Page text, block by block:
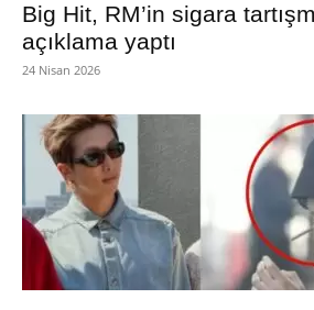
Big Hit, RM’in sigara
açıklama yaptı
24 Nisan 2026